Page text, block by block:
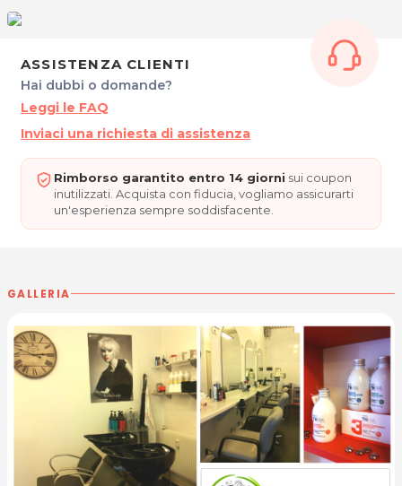
ASSISTENZA CLIENTI
Hai dubbi o domande?
Leggi le FAQ
Inviaci una richiesta di assistenza
Rimborso garantito entro 14 giorni sui coupon
inutilizzati. Acquista con fiducia, vogliamo assicurarti
un'esperienza sempre soddisfacente.
GALLERIA